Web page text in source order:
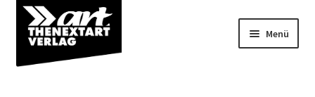
Zur
Navigation
springen
Zum
Inhalt
springen
Menü